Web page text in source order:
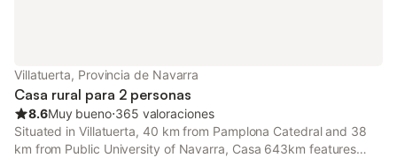
Villatuerta, Provincia de Navarra
Casa rural para 2 personas
8.6Muy bueno⋅365 valoraciones
Situated in Villatuerta, 40 km from Pamplona Catedral and 38
km from Public University of Navarra, Casa 643km features